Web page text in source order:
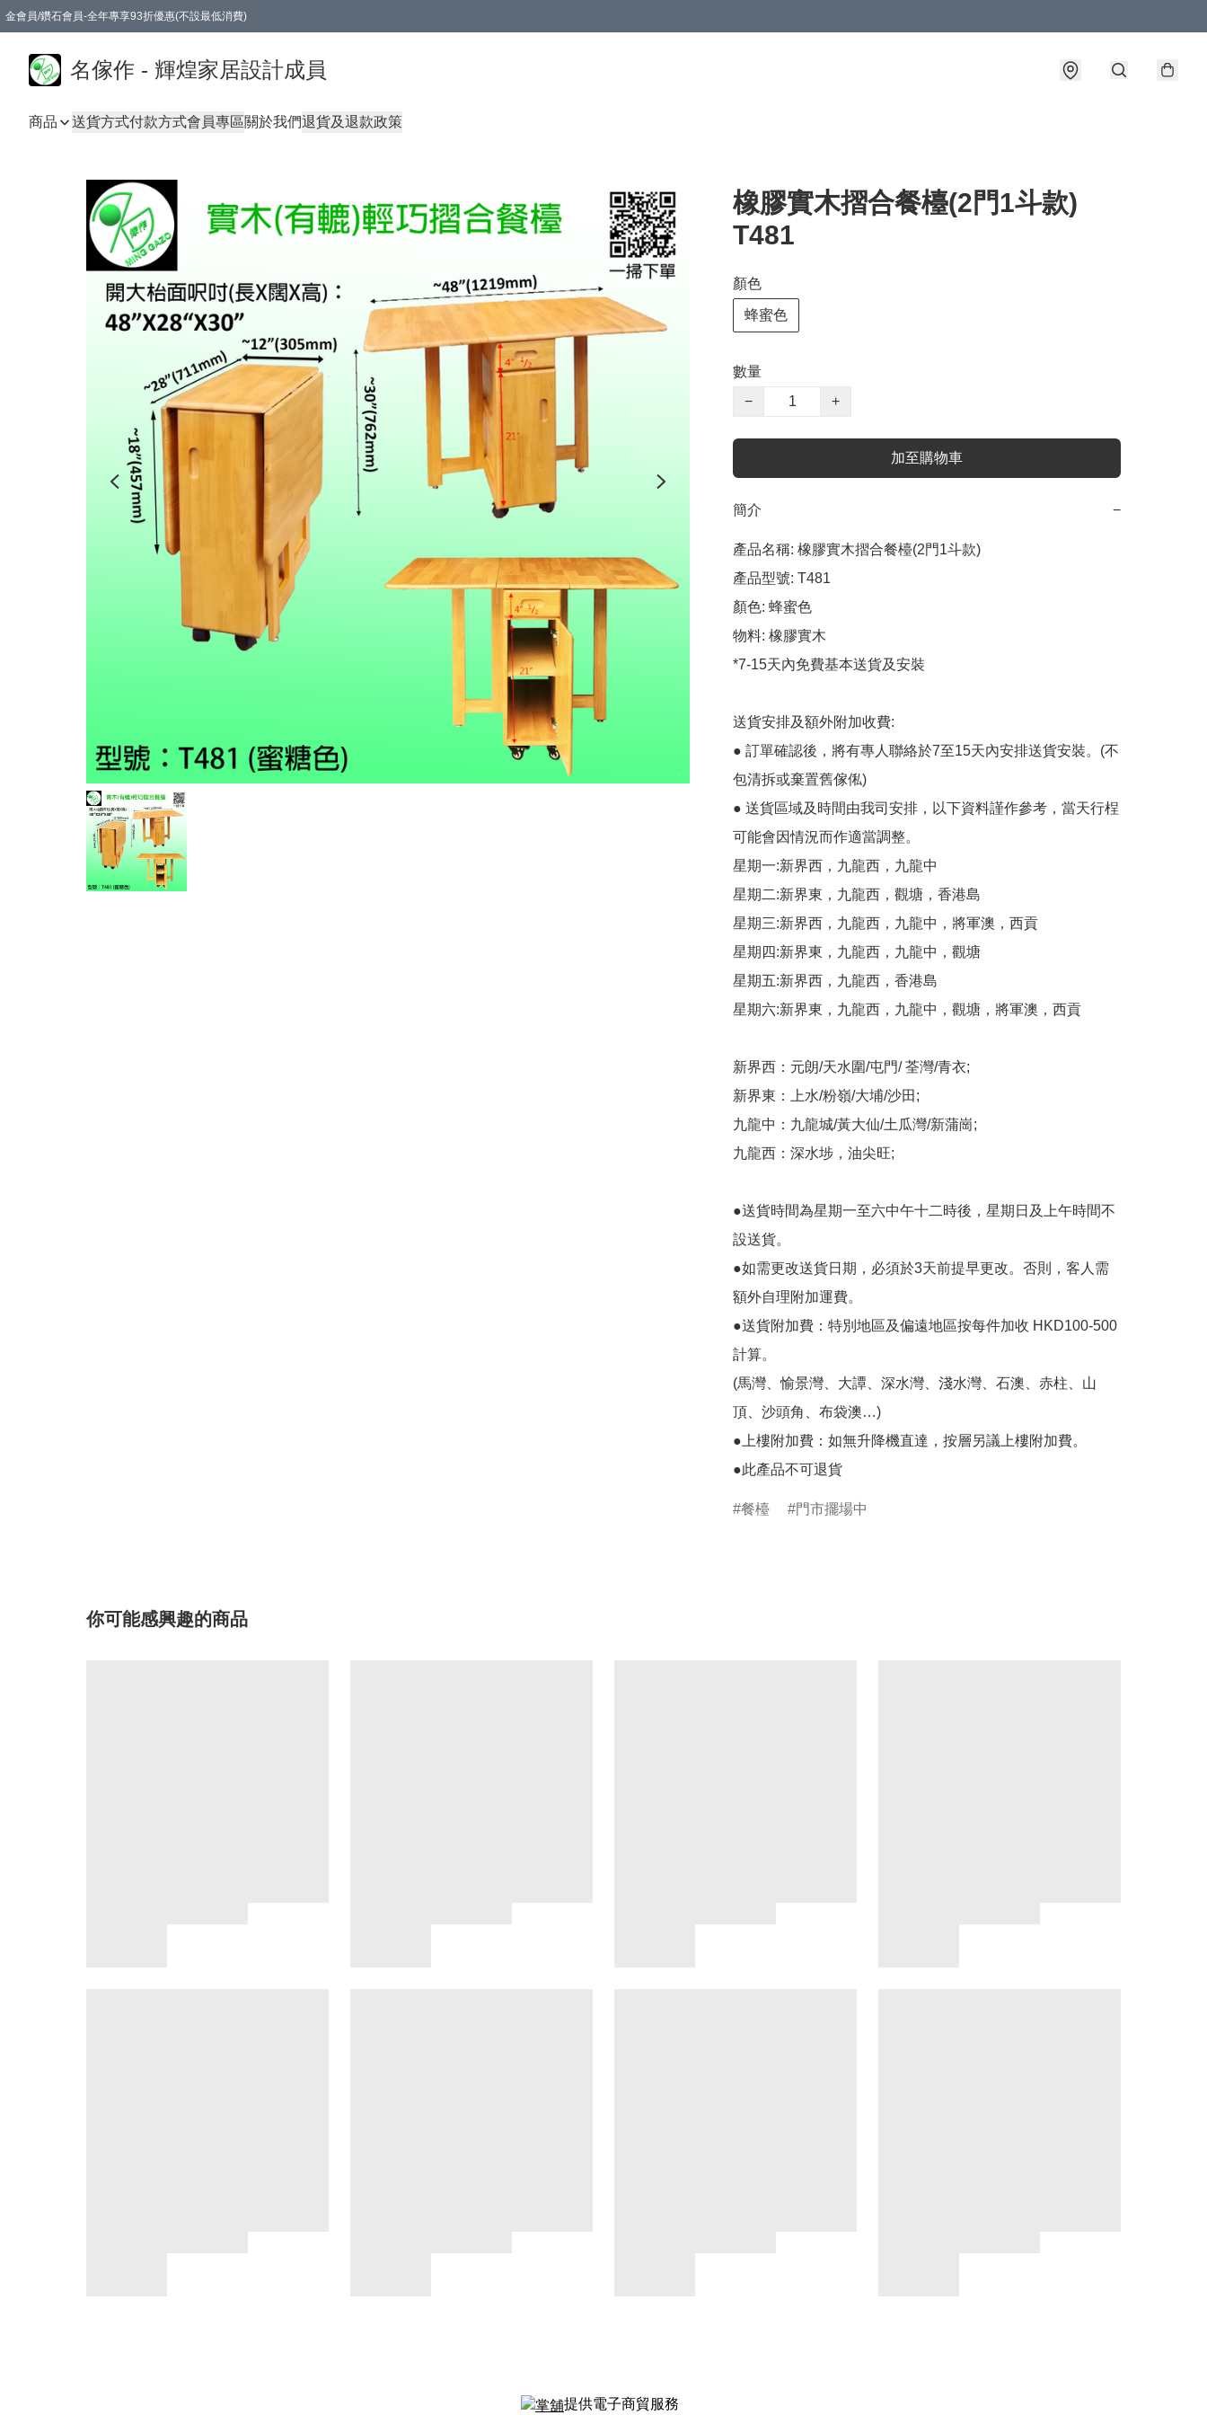
金會員/鑽石會員-全年專享93折優惠(不設最低消費)
名傢作 - 輝煌家居設計成員
商品 送貨方式付款方式會員專區關於我們退貨及退款政策
橡膠實木摺合餐檯(2門1斗款)
T481
顏色
蜂蜜色
數量
−
+
加至購物車
簡介 −
產品名稱: 橡膠實木摺合餐檯(2門1斗款)
產品型號: T481
顏色: 蜂蜜色
物料: 橡膠實木
*7-15天內免費基本送貨及安裝
送貨安排及額外附加收費:
● 訂單確認後，將有專人聯絡於7至15天內安排送貨安裝。(不
包清拆或棄置舊傢俬)
● 送貨區域及時間由我司安排，以下資料謹作參考，當天行桯
可能會因情況而作適當調整。
星期一:新界西，九龍西，九龍中
星期二:新界東，九龍西，觀塘，香港島
星期三:新界西，九龍西，九龍中，將軍澳，西貢
星期四:新界東，九龍西，九龍中，觀塘
星期五:新界西，九龍西，香港島
星期六:新界東，九龍西，九龍中，觀塘，將軍澳，西貢
新界西：元朗/天水圍/屯門/ 荃灣/青衣;
新界東：上水/粉嶺/大埔/沙田;
九龍中：九龍城/黃大仙/土瓜灣/新蒲崗;
九龍西：深水埗，油尖旺;
●送貨時間為星期一至六中午十二時後，星期日及上午時間不
設送貨。
●如需更改送貨日期，必須於3天前提早更改。否則，客人需
額外自理附加運費。
●送貨附加費：特別地區及偏遠地區按每件加收 HKD100-500
計算。
(馬灣、愉景灣、大譚、深水灣、淺水灣、石澳、赤柱、山
頂、沙頭角、布袋澳…)
●上樓附加費：如無升降機直達，按層另議上樓附加費。
●此產品不可退貨
餐檯 門市擺場中
你可能感興趣的商品
提供電子商貿服務